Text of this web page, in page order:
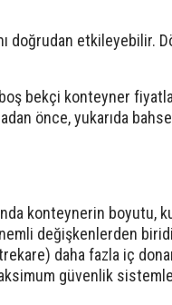
doğrudan etkileyebilir.
bekçi konteyner
önce, yukarıda
konteynerin boyutu,
değişkenlerden
daha fazla iç
güvenlik